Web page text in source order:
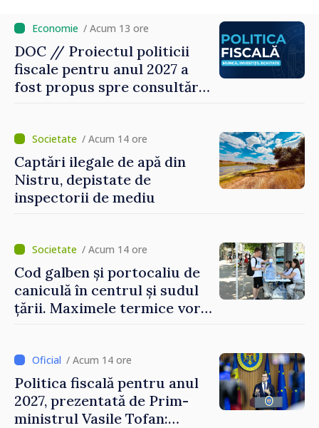
/ Acum 13 ore
DOC // Proiectul politicii
fiscale pentru anul 2027 a
fost propus spre consultări
/ Acum 14 ore
Captări ilegale de apă din
Nistru, depistate de
inspectorii de mediu
/ Acum 14 ore
Cod galben și portocaliu de
caniculă în centrul și sudul
țării. Maximele termice vor
/ Acum 14 ore
Politica fiscală pentru anul
2027, prezentată de Prim-
ministrul Vasile Tofan: